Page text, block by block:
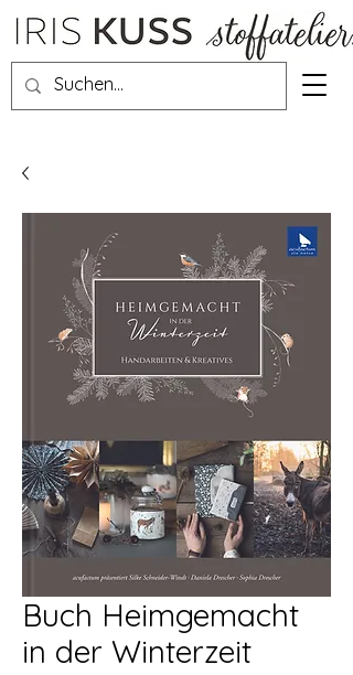
Buch Heimgemacht
in der Winterzeit